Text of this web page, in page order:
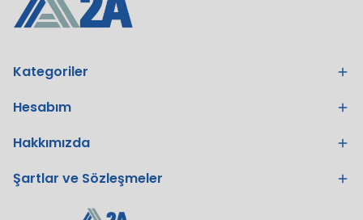
Kategoriler
Hesabım
Hakkımızda
Şartlar ve Sözleşmeler